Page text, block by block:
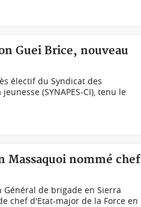
Guei Brice, nouveau
électif du Syndicat des
(SYNAPES-CI), tenu le
Massaquoi nommé chef
Général de brigade en Sierra
chef d'Etat-major de la Force en